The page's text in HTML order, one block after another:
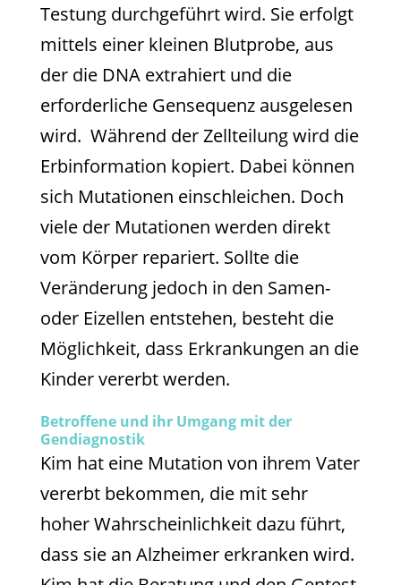
Testung durchgeführt wird. Sie erfolgt
mittels einer kleinen Blutprobe, aus
der die DNA extrahiert und die
erforderliche Gensequenz ausgelesen
wird. Während der Zellteilung wird die
Erbinformation kopiert. Dabei können
sich Mutationen einschleichen. Doch
viele der Mutationen werden direkt
vom Körper repariert. Sollte die
Veränderung jedoch in den Samen-
oder Eizellen entstehen, besteht die
Möglichkeit, dass Erkrankungen an die
Kinder vererbt werden.
Betroffene und ihr Umgang mit der
Gendiagnostik
Kim hat eine Mutation von ihrem Vater
vererbt bekommen, die mit sehr
hoher Wahrscheinlichkeit dazu führt,
dass sie an Alzheimer erkranken wird.